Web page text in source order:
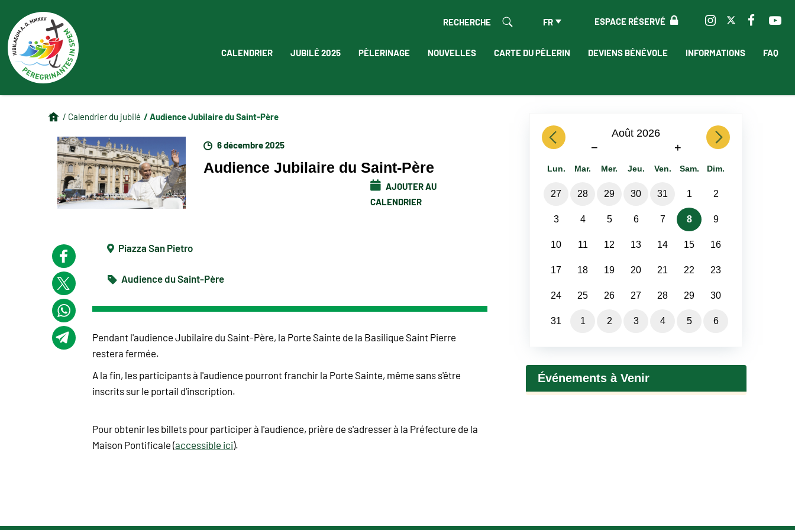
ESPACE RÉSERVÉ
FR
RECHERCHE
CALENDRIER JUBILÉ 2025 PÈLERINAGE NOUVELLES CARTE DU PÈLERIN DEVIENS BÉNÉVOLE INFORMATIONS FAQ
/ Calendrier du jubilé / Audience Jubilaire du Saint-Père
6 décembre 2025
Audience Jubilaire du Saint-Père
AJOUTER AU
CALENDRIER
Piazza San Pietro
Audience du Saint-Père
Pendant l'audience Jubilaire du Saint-Père, la Porte Sainte de la Basilique Saint Pierre
restera fermée.
A la fin, les participants à l'audience pourront franchir la Porte Sainte, même sans s'être
inscrits sur le portail d'inscription.
Pour obtenir les billets pour participer à l'audience, prière de s'adresser à la Préfecture de la
Maison Pontificale (accessible ici).
previous Août 2026
− +
next
Lun. Mar. Mer. Jeu. Ven. Sam. Dim.
27 28 29 30 31 1 2
3 4 5 6 7 8 9
10 11 12 13 14 15 16
17 18 19 20 21 22 23
24 25 26 27 28 29 30
31 1 2 3 4 5 6
Événements à Venir